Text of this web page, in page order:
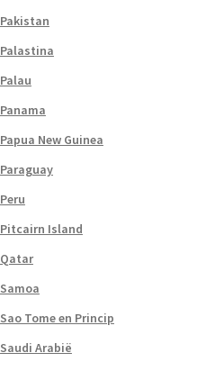
Pakistan
Palastina
Palau
Panama
Papua New Guinea
Paraguay
Peru
Pitcairn Island
Qatar
Samoa
Sao Tome en Princip
Saudi Arabië